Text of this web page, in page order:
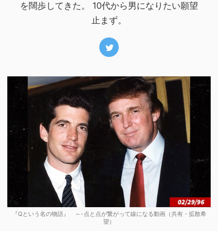
を闊歩してきた。 10代から男になりたい願望
止まず。
『Qという名の物語』 ～-点と点が繋がって線になる動画（共有・拡散希
望）